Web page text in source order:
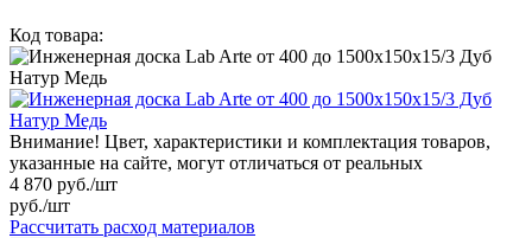
Код товара:
Внимание! Цвет, характеристики и комплектация товаров,
указанные на сайте, могут отличаться от реальных
4 870 руб./шт
руб./шт
Рассчитать расход материалов